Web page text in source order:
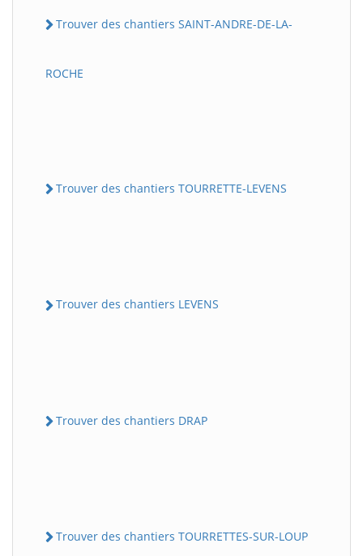
Trouver des chantiers SAINT-ANDRE-DE-LA-
ROCHE
Trouver des chantiers TOURRETTE-LEVENS
Trouver des chantiers LEVENS
Trouver des chantiers DRAP
Trouver des chantiers TOURRETTES-SUR-LOUP